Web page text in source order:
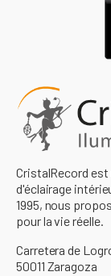
CristalRecord est
d'éclairage
1995, nous
pour la vie réelle.
Carretera de
50011 Zaragoza